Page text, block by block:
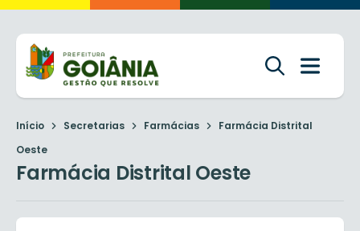
Início Secretarias Farmácias
Farmácia Distrital
Oeste
Farmácia Distrital Oeste